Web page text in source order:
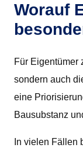
Worauf
Für Eigentümer
sondern auch
eine
Bausubstanz
In vielen Fällen